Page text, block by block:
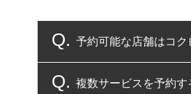
予約可能な店舗はコク
コクピット・タイヤ
複数サービスを予約す